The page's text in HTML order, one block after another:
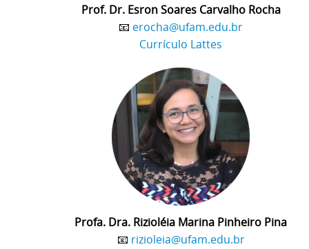
Prof. Dr. Esron Soares Carvalho Rocha
📧 erocha@ufam.edu.br
Currículo Lattes
Profa. Dra. Rizioléia Marina Pinheiro Pina
📧 rizioleia@ufam.edu.br